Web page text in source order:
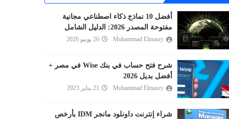
أفضل 10 نماذج ذكاء اصطناعي مجانية
مفتوحة المصدر 2026: الدليل الشامل
Muhammad Elmasry 26 يونيو 2026
شرح فتح حساب في بنك Wise في مصر +
أفضل بديل 2026
Muhammad Elmasry 21 يناير 2023
شراء إنترنت داونلود مانجر IDM بأرخص